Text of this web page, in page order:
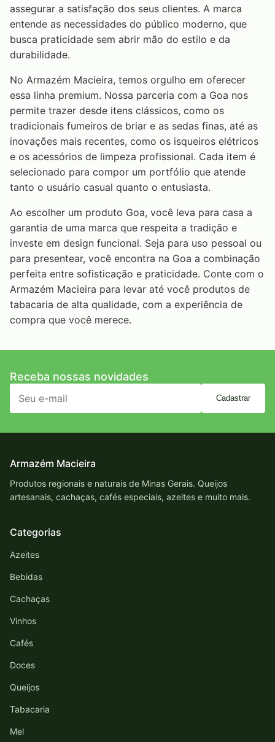
assegurar a satisfação dos seus clientes. A marca
entende as necessidades do público moderno, que
busca praticidade sem abrir mão do estilo e da
durabilidade.
No Armazém Macieira, temos orgulho em oferecer
essa linha premium. Nossa parceria com a Goa nos
permite trazer desde itens clássicos, como os
tradicionais fumeiros de briar e as sedas finas, até as
inovações mais recentes, como os isqueiros elétricos
e os acessórios de limpeza profissional. Cada item é
selecionado para compor um portfólio que atende
tanto o usuário casual quanto o entusiasta.
Ao escolher um produto Goa, você leva para casa a
garantia de uma marca que respeita a tradição e
investe em design funcional. Seja para uso pessoal ou
para presentear, você encontra na Goa a combinação
perfeita entre sofisticação e praticidade. Conte com o
Armazém Macieira para levar até você produtos de
tabacaria de alta qualidade, com a experiência de
compra que você merece.
Receba nossas novidades
Cadastrar
Armazém Macieira
Produtos regionais e naturais de Minas Gerais. Queijos
artesanais, cachaças, cafés especiais, azeites e muito mais.
Categorias
Azeites
Bebidas
Cachaças
Vinhos
Cafés
Doces
Queijos
Tabacaria
Mel